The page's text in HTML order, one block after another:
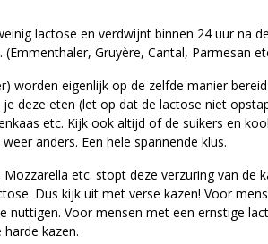
lactose en verdwijnt binnen 24 uur na
Gruyère, Cantal, Parmesan
worden eigenlijk op de zelfde manier
deze eten (let op dat de lactose niet
etc. Kijk ook altijd of de suikers en
anders. Een hele spannende klus.
etc. stopt deze verzuring van
Dus kijk uit met verse kazen! Voor
nuttigen. Voor mensen met een ernstige
kazen.